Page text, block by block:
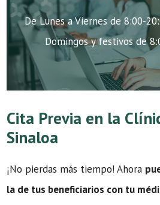
De Lunes a Viernes de 8:00-
Domingos y festivos de
Cita Previa en la
Sinaloa
¡No pierdas más tiempo! Ahora
la de tus beneficiarios con tu